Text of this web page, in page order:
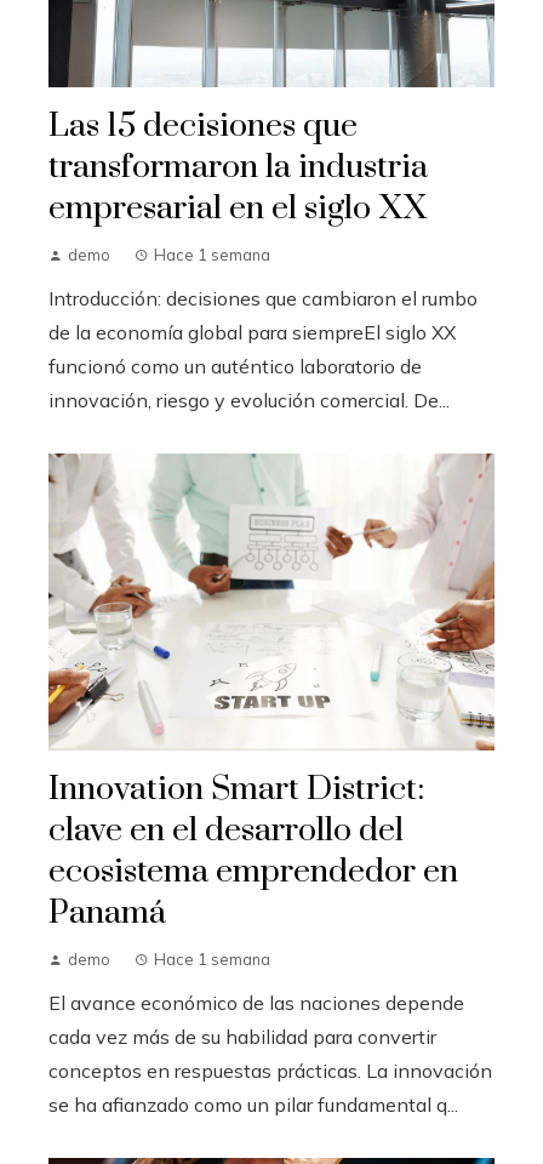
Las 15 decisiones que
transformaron la industria
empresarial en el siglo XX
demo Hace 1 semana
Introducción: decisiones que cambiaron el rumbo
de la economía global para siempreEl siglo XX
funcionó como un auténtico laboratorio de
innovación, riesgo y evolución comercial. De...
Innovation Smart District:
clave en el desarrollo del
ecosistema emprendedor en
Panamá
demo Hace 1 semana
El avance económico de las naciones depende
cada vez más de su habilidad para convertir
conceptos en respuestas prácticas. La innovación
se ha afianzado como un pilar fundamental q...